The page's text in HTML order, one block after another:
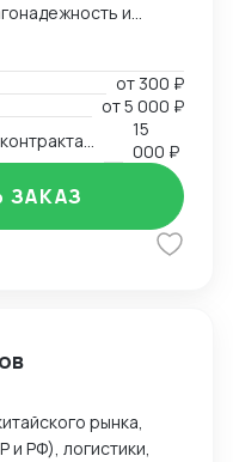
и
отношения.
с китайскими
и выкупа
на склад покупателя.
решить
от 300 ₽
от5 000 ₽
15
000 ₽
рынка,
РФ), логистики,